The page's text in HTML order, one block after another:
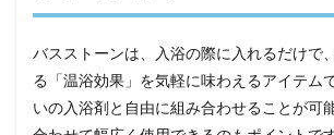
バスストーンは、入浴の際に入れるだけで
る「温浴効果」を気軽に味わえるアイテム
いの入浴剤と自由に組み合わせることが可